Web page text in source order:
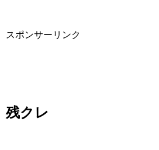
スポンサーリンク
残クレ